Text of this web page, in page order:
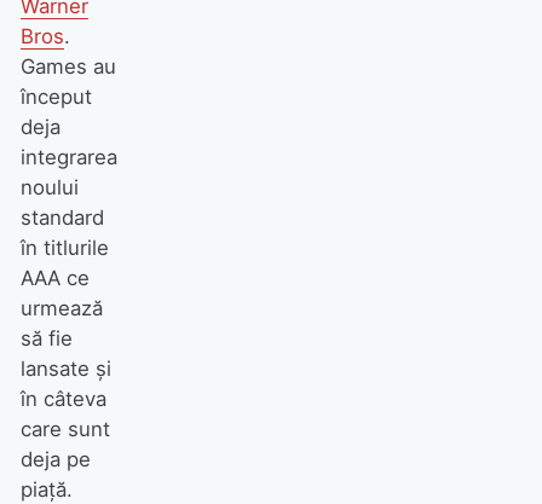
Warner
Bros.
Games au
început
deja
integrarea
noului
standard
în titlurile
AAA ce
urmează
să fie
lansate și
în câteva
care sunt
deja pe
piață.